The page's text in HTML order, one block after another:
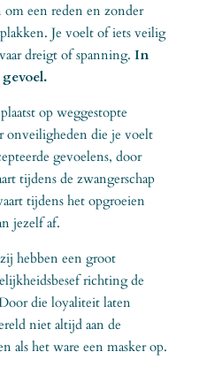
om een reden en zonder
Je voelt of iets veilig
dreigt of spanning. In
op weggestopte
onveiligheden die je voelt
gevoelens, door
tijdens de zwangerschap
tijdens het opgroeien
jezelf af.
hebben een groot
richting de
die loyaliteit laten
niet altijd aan de
als het ware een masker op.